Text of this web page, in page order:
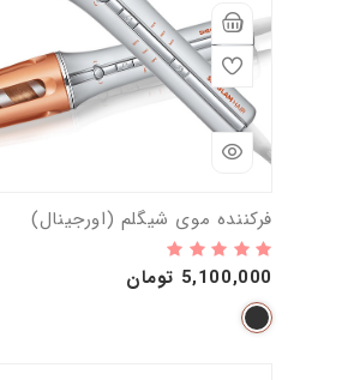
فرکننده موی شیگلم (اورجینال)
5,100,000 تومان